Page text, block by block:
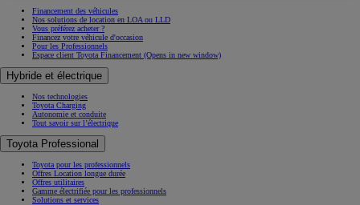
Financement des véhicules
Nos solutions de location en LOA ou LLD
Vous préférez acheter ?
Financez votre véhicule d'occasion
Pour les Professionnels
Espace client Toyota Financement (Opens in new window)
Hybride et électrique
Nos technologies
Toyota Charging
Autonomie et conduite
Tout savoir sur l’électrique
Toyota Professional
Toyota pour les professionnels
Offres Location longue durée
Offres utilitaires
Gamme électrifiée pour les professionnels
Solutions et services